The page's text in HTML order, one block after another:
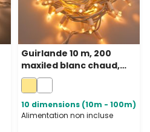
Guirlande 10 m, 200
maxiled blanc chaud,
câble blanc,
prolongeable, IP67
10 dimensions (10m - 100m)
Alimentation non incluse